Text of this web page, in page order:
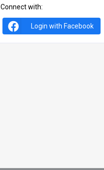
Connect with:
Login with Facebook